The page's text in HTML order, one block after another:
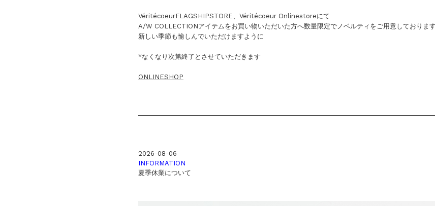
VéritécoeurFLAGSHIPSTORE、Véritécoeur Onlinestoreにて
A/W COLLECTIONアイテムをお買い物いただいた方へ数量限定でノベルティをご用意しております
新しい季節も愉しんでいただけますように
*なくなり次第終了とさせていただきます
ONLINESHOP
2026-08-06
INFORMATION
夏季休業について